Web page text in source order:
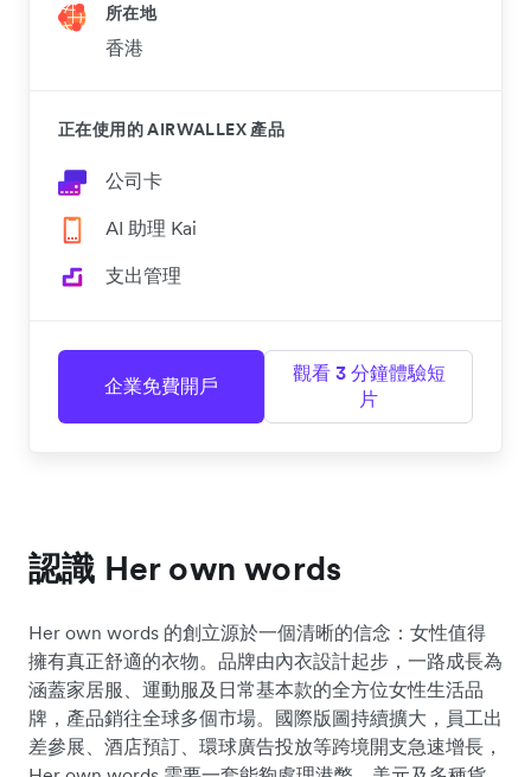
所在地
香港
正在使用的 AIRWALLEX 產品
公司卡
AI 助理 Kai
支出管理
企業免費開戶
觀看 3 分鐘體驗短
片
認識 Her own words
Her own words 的創立源於一個清晰的信念：女性值得
擁有真正舒適的衣物。品牌由內衣設計起步，一路成長為
涵蓋家居服、運動服及日常基本款的全方位女性生活品
牌，產品銷往全球多個市場。國際版圖持續擴大，員工出
差參展、酒店預訂、環球廣告投放等跨境開支急速增長，